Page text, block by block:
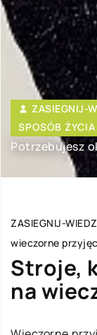
ZASIEGNIJ-
SPOSÓB
Potrzebujesz
ZASIEGNIJ-
wieczorne
Stroje,
na